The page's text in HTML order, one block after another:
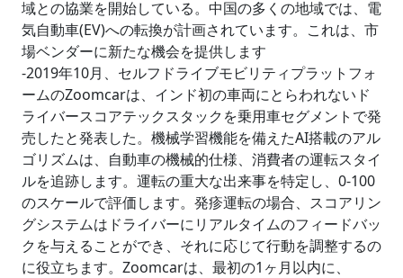
域との協業を開始している。中国の多くの地域では、電
気自動車(EV)への転換が計画されています。これは、市
場ベンダーに新たな機会を提供します
-2019年10月、セルフドライブモビリティプラットフォ
ームのZoomcarは、インド初の車両にとらわれないド
ライバースコアテックスタックを乗用車セグメントで発
売したと発表した。機械学習機能を備えたAI搭載のアル
ゴリズムは、自動車の機械的仕様、消費者の運転スタイ
ルを追跡します。運転の重大な出来事を特定し、0-100
のスケールで評価します。発疹運転の場合、スコアリン
グシステムはドライバーにリアルタイムのフィードバッ
クを与えることができ、それに応じて行動を調整するの
に役立ちます。Zoomcarは、最初の1ヶ月以内に、